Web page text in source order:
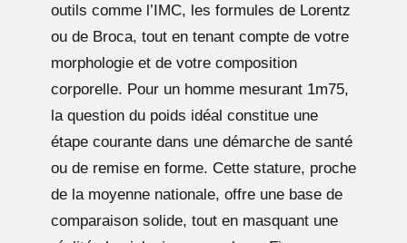
outils comme l’IMC, les formules de Lorentz
ou de Broca, tout en tenant compte de votre
morphologie et de votre composition
corporelle. Pour un homme mesurant 1m75,
la question du poids idéal constitue une
étape courante dans une démarche de santé
ou de remise en forme. Cette stature, proche
de la moyenne nationale, offre une base de
comparaison solide, tout en masquant une